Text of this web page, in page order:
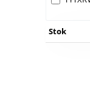
Stok